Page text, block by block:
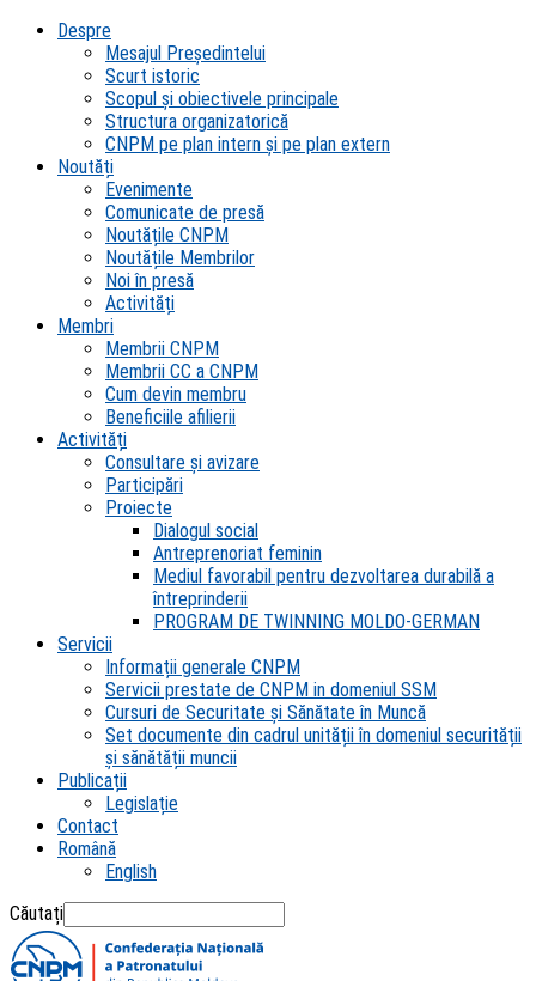
Despre
Mesajul Președintelui
Scurt istoric
Scopul şi obiectivele principale
Structura organizatorică
CNPM pe plan intern şi pe plan extern
Noutăți
Evenimente
Comunicate de presă
Noutățile CNPM
Noutățile Membrilor
Noi în presă
Activități
Membri
Membrii CNPM
Membrii CC a CNPM
Cum devin membru
Beneficiile afilierii
Activități
Consultare și avizare
Participări
Proiecte
Dialogul social
Antreprenoriat feminin
Mediul favorabil pentru dezvoltarea durabilă a
întreprinderii
PROGRAM DE TWINNING MOLDO-GERMAN
Servicii
Informații generale CNPM
Servicii prestate de CNPM in domeniul SSM
Cursuri de Securitate și Sănătate în Muncă
Set documente din cadrul unității în domeniul securității
și sănătății muncii
Publicații
Legislație
Contact
Română
English
Căutați